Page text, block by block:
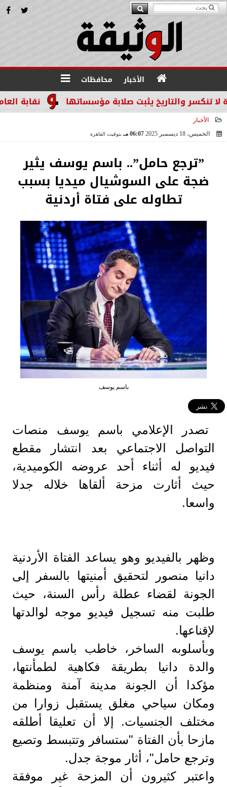
الأخبار محافظات
نقابة والتاريخ يثبت صلابة مؤسساتها
الأخبار
الخميس، 18 ديسمبر 2025
06:07 مـ بتوقيت القاهرة
”ترجع حامل”.. باسم يوسف يثير
ضجة على السوشيال ميديا بسبب
تطاوله على فتاة أردنية
باسم يوسف
تصدر الإعلامي باسم يوسف منصات
التواصل الاجتماعي بعد انتشار مقطع
فيديو له أثناء أحد عروضه الكوميدية،
حيث أثارت مزحة ألقاها خلاله جدلا
واسعا.
وظهر بالفيديو وهو يساعد الفتاة الأردنية
دانيا منصور لتحقيق أمنيتها بالسفر إلى
الجونة لقضاء عطلة رأس السنة، حيث
طلبت منه تسجيل فيديو موجه لوالدتها
لإقناعها.
وبأسلوبه الساخر، خاطب باسم يوسف
والدة دانيا بطريقة فكاهية لطمأنتها،
مؤكدا أن الجونة مدينة آمنة ومنظمة
ومكان سياحي مغلق يستقبل زوارا من
مختلف الجنسيات. إلا أن تعليقا أطلقه
مازحا بأن الفتاة "ستسافر وتتبسط وتصيع
وترجع حامل"، أثار موجة جدل.
واعتبر كثيرون أن المزحة غير موفقة